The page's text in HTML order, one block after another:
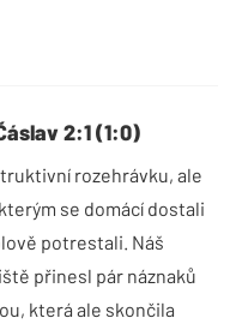
2:1 (1:0)
rozehrávku, ale
se domácí dostali
potrestali. Náš
přinesl pár náznaků
která ale skončila